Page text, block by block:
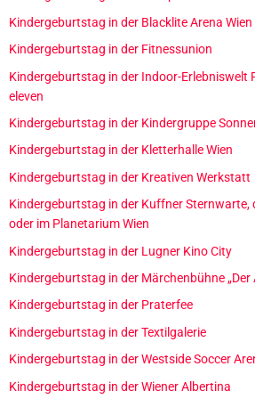
Kindergeburtstag in der Blacklite Arena Wien
Kindergeburtstag in der Fitnessunion
Kindergeburtstag in der Indoor-Erlebniswelt
eleven
Kindergeburtstag in der Kindergruppe
Kindergeburtstag in der Kletterhalle Wien
Kindergeburtstag in der Kreativen Werkstatt
Kindergeburtstag in der Kuffner Sternwarte,
oder im Planetarium Wien
Kindergeburtstag in der Lugner Kino City
Kindergeburtstag in der Märchenbühne „Der
Kindergeburtstag in der Praterfee
Kindergeburtstag in der Textilgalerie
Kindergeburtstag in der Westside Soccer
Kindergeburtstag in der Wiener Albertina